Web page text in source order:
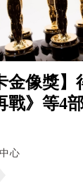
金像獎
戰》等4
心